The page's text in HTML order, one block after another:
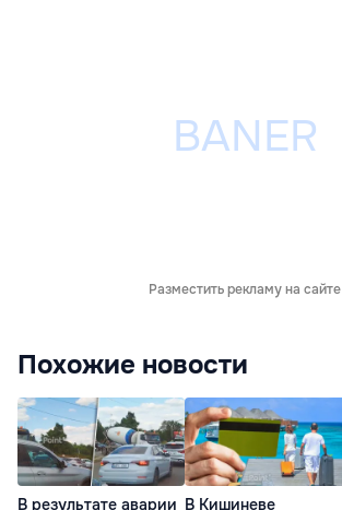
Разместить рекламу на сайте
Похожие новости
В результате аварии В Кишиневе